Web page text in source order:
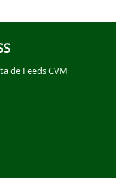
de Feeds CVM